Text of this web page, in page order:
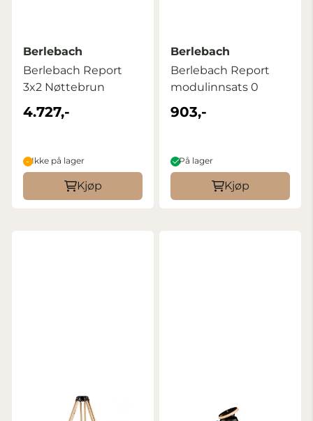
Berlebach
Berlebach Report
3x2 Nøttebrun
4.727,-
Ikke på lager
Kjøp
Berlebach
Berlebach Report
modulinnsats 0
903,-
På lager
Kjøp